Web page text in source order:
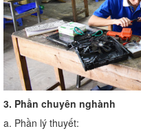
3. Phần chuyên nghành
a. Phần lý thuyết: